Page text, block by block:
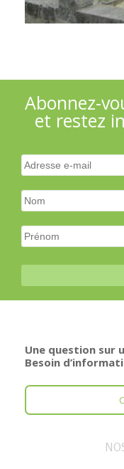
Abonnez-
et restez
Une question sur
Besoin